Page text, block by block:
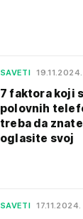
SAVETI 19.11.2024.
7 faktora koji
polovnih
treba da
oglasite svoj
SAVETI 17.11.2024.